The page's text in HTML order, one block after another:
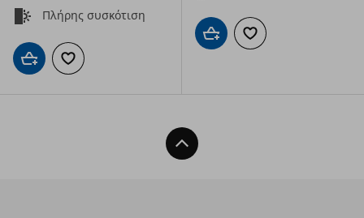
Πλήρης συσκότιση
Προσθήκη στο καλάθι
Προσθήκη στα αγαπημένα
Προσθήκη στο καλάθι
Προσθήκη στα
Back To Top